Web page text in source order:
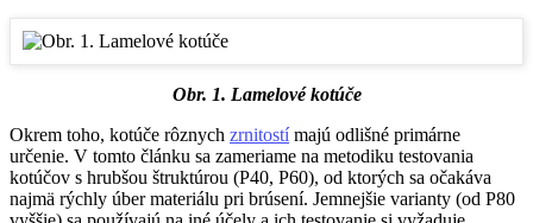
Obr. 1. Lamelové kotúče
Okrem toho, kotúče rôznych zrnitostímajú odlišné primárne
určenie. V tomto článku sa zameriame na metodiku testovania
kotúčov s hrubšou štruktúrou (P40, P60), od ktorých sa očakáva
najmä rýchly úber materiálu pri brúsení. Jemnejšie varianty (od P80